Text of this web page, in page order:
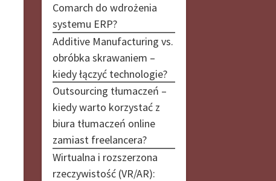
Comarch do wdrożenia
systemu ERP?
Additive Manufacturing vs.
obróbka skrawaniem –
kiedy łączyć technologie?
Outsourcing tłumaczeń –
kiedy warto korzystać z
biura tłumaczeń online
zamiast freelancera?
Wirtualna i rozszerzona
rzeczywistość (VR/AR):